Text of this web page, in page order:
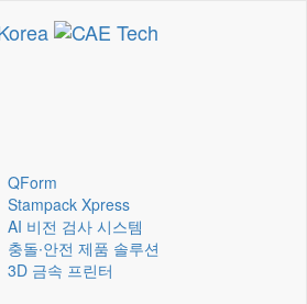
QForm
Stampack Xpress
AI 비전 검사 시스템
충돌∙안전 제품 솔루션
3D 금속 프린터